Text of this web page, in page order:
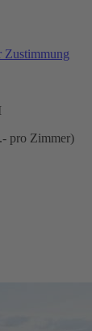
Zustimmung
pro Zimmer)